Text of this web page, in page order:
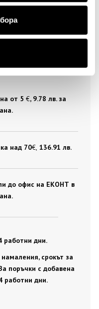
от 5 €, 9.78 лв. за
над 70€ , 136.91 лв.
до офис на ЕКОНТ в
работни дни.
срокът за
поръчки с добавена
работни дни.